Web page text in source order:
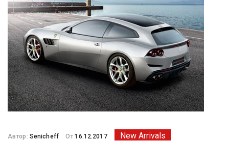
Автор: Senicheff От 16.12.2017 New Arrivals